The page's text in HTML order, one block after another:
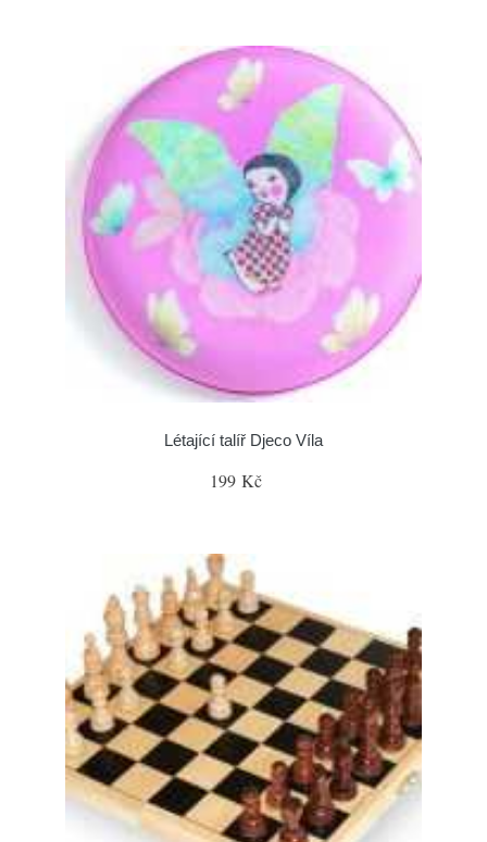
Létající talíř Djeco Víla
199 Kč